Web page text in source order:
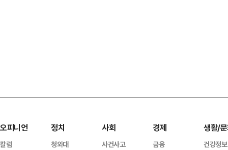
오피니언
칼럼
정치
청와대
사회
사건사고
경제
금융
생활/
건강정보